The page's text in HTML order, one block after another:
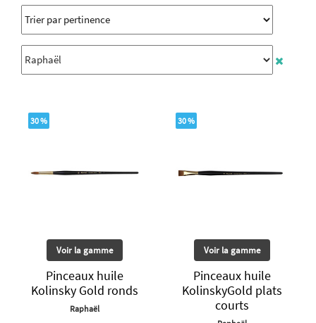
30 %
Voir la gamme
Pinceaux huile
Kolinsky Gold ronds
Raphaël
30 %
Voir la gamme
Pinceaux huile
KolinskyGold plats
courts